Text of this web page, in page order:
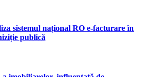
sistemul național RO e-facturare în
publică